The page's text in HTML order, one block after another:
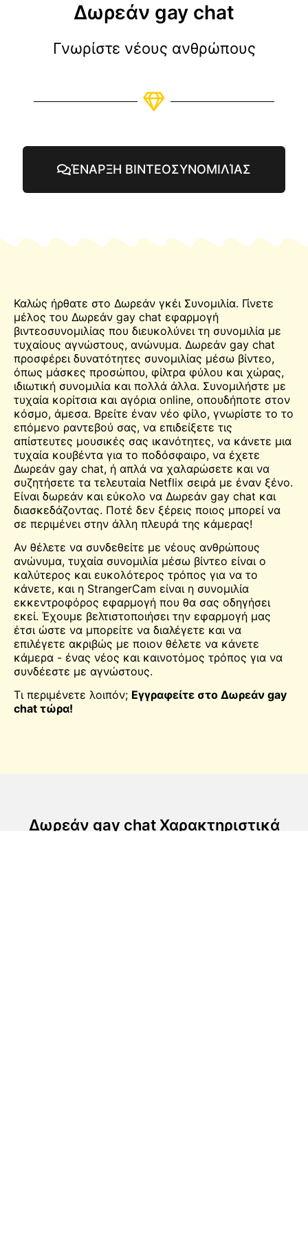
Δωρεάν gay chat
Γνωρίστε νέους ανθρώπους
ΈΝΑΡΞΗ ΒΙΝΤΕΟΣΥΝΟΜΙΛΊΑΣ
Καλώς ήρθατε στο Δωρεάν γκέι Συνομιλία. Γίνετε
μέλος του Δωρεάν gay chat εφαρμογή
βιντεοσυνομιλίας που διευκολύνει τη συνομιλία με
τυχαίους αγνώστους, ανώνυμα. Δωρεάν gay chat
προσφέρει δυνατότητες συνομιλίας μέσω βίντεο,
όπως μάσκες προσώπου, φίλτρα φύλου και χώρας,
ιδιωτική συνομιλία και πολλά άλλα. Συνομιλήστε με
τυχαία κορίτσια και αγόρια online, οπουδήποτε στον
κόσμο, άμεσα. Βρείτε έναν νέο φίλο, γνωρίστε το το
επόμενο ραντεβού σας, να επιδείξετε τις
απίστευτες μουσικές σας ικανότητες, να κάνετε μια
τυχαία κουβέντα για το ποδόσφαιρο, να έχετε
Δωρεάν gay chat, ή απλά να χαλαρώσετε και να
συζητήσετε τα τελευταία Netflix σειρά με έναν ξένο.
Είναι δωρεάν και εύκολο να Δωρεάν gay chat και
διασκεδάζοντας. Ποτέ δεν ξέρεις ποιος μπορεί να
σε περιμένει στην άλλη πλευρά της κάμερας!
Αν θέλετε να συνδεθείτε με νέους ανθρώπους
ανώνυμα, τυχαία συνομιλία μέσω βίντεο είναι ο
καλύτερος και ευκολότερος τρόπος για να το
κάνετε, και η StrangerCam είναι η συνομιλία
εκκεντροφόρος εφαρμογή που θα σας οδηγήσει
εκεί. Έχουμε βελτιστοποιήσει την εφαρμογή μας
έτσι ώστε να μπορείτε να διαλέγετε και να
επιλέγετε ακριβώς με ποιον θέλετε να κάνετε
κάμερα - ένας νέος και καινοτόμος τρόπος για να
συνδέεστε με αγνώστους.
Τι περιμένετε λοιπόν; Εγγραφείτε στο Δωρεάν gay
chat τώρα!
Δωρεάν gay chat Χαρακτηριστικά